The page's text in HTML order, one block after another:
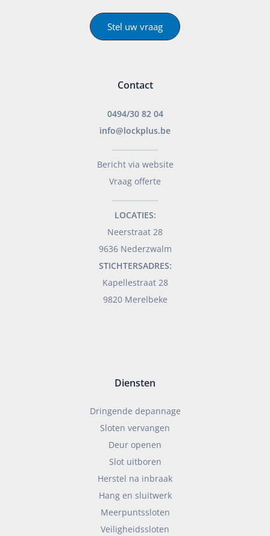
Stel uw vraag
Contact
0494/30 82 04
info@lockplus.be
Bericht via website
Vraag offerte
LOCATIES:
Neerstraat 28
9636 Nederzwalm
STICHTERSADRES:
Kapellestraat 28
9820 Merelbeke
Diensten
Dringende depannage
Sloten vervangen
Deur openen
Slot uitboren
Herstel na inbraak
Hang en sluitwerk
Meerpuntssloten
Veiligheidssloten